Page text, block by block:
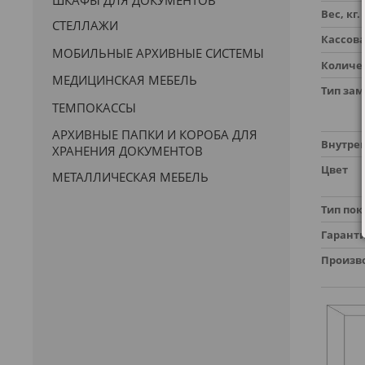
СТЕЛЛАЖИ
МОБИЛЬНЫЕ АРХИВНЫЕ СИСТЕМЫ
МЕДИЦИНСКАЯ МЕБЕЛЬ
ТЕМПОКАССЫ
АРХИВНЫЕ ПАПКИ И КОРОБА ДЛЯ
ХРАНЕНИЯ ДОКУМЕНТОВ
МЕТАЛЛИЧЕСКАЯ МЕБЕЛЬ
Вес, кг.
Тип
Цвет
Тип